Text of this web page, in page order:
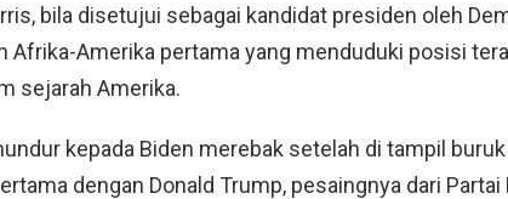
bila disetujui sebagai kandidat presiden oleh
Afrika-Amerika pertama yang menduduki posisi
sejarah Amerika.
kepada Biden merebak setelah di tampil
dengan Donald Trump, pesaingnya dari Partai